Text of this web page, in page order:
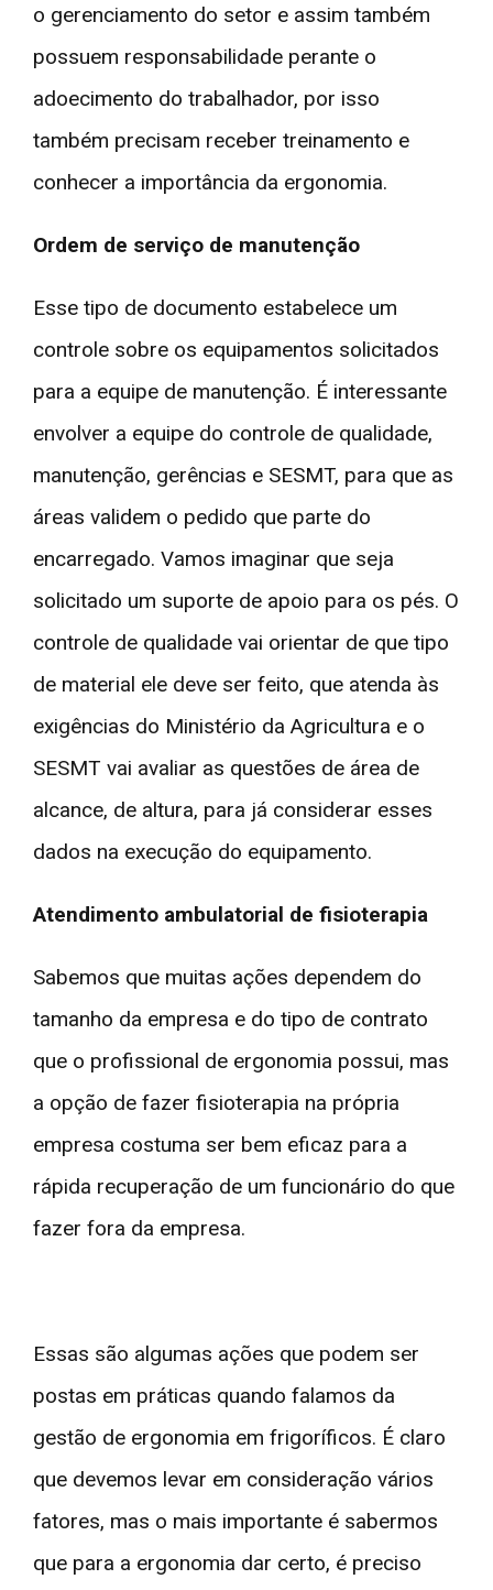
o gerenciamento do setor e assim também
possuem responsabilidade perante o
adoecimento do trabalhador, por isso
também precisam receber treinamento e
conhecer a importância da ergonomia.
Ordem de serviço de manutenção
Esse tipo de documento estabelece um
controle sobre os equipamentos solicitados
para a equipe de manutenção. É interessante
envolver a equipe do controle de qualidade,
manutenção, gerências e SESMT, para que as
áreas validem o pedido que parte do
encarregado. Vamos imaginar que seja
solicitado um suporte de apoio para os pés. O
controle de qualidade vai orientar de que tipo
de material ele deve ser feito, que atenda às
exigências do Ministério da Agricultura e o
SESMT vai avaliar as questões de área de
alcance, de altura, para já considerar esses
dados na execução do equipamento.
Atendimento ambulatorial de fisioterapia
Sabemos que muitas ações dependem do
tamanho da empresa e do tipo de contrato
que o profissional de ergonomia possui, mas
a opção de fazer fisioterapia na própria
empresa costuma ser bem eficaz para a
rápida recuperação de um funcionário do que
fazer fora da empresa.
Essas são algumas ações que podem ser
postas em práticas quando falamos da
gestão de ergonomia em frigoríficos. É claro
que devemos levar em consideração vários
fatores, mas o mais importante é sabermos
que para a ergonomia dar certo, é preciso